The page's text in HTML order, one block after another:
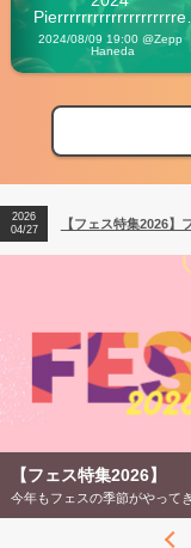
Pierrrrrrrrrrrrrrrrrrrre
Vibes
2024/08/09 19:00 @Zepp
Haneda
【フェス特集2026】
【ライブ動員ランキ
2026
04/27
【フェス特集2026】
2026
【ライブ動員ランキ
【フェス特集2026】
今年もフェスの季節がやって